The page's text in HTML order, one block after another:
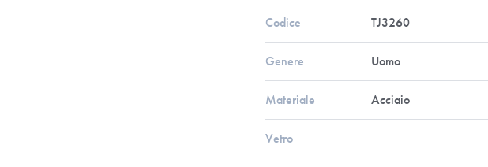
Codice TJ3260
Genere Uomo
Materiale Acciaio
Vetro